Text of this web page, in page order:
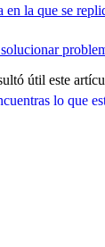
lo que
en la que se
útil este